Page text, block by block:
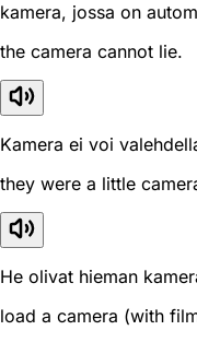
kamera, jossa on
the camera cannot lie.
Kamera ei voi
they were a little
He olivat hieman
load a camera (with